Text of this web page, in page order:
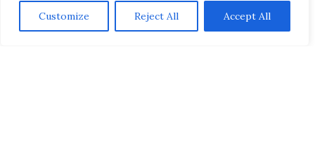
Customize Reject All Accept All